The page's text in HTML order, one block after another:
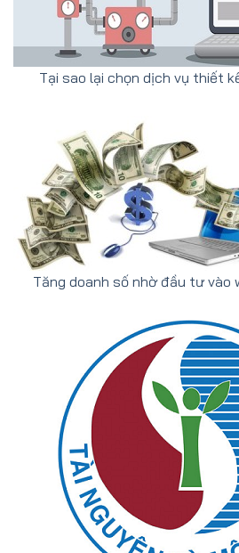
Tại sao lại chọn dịch vụ thiết
Tăng doanh số nhờ đầu tư vào